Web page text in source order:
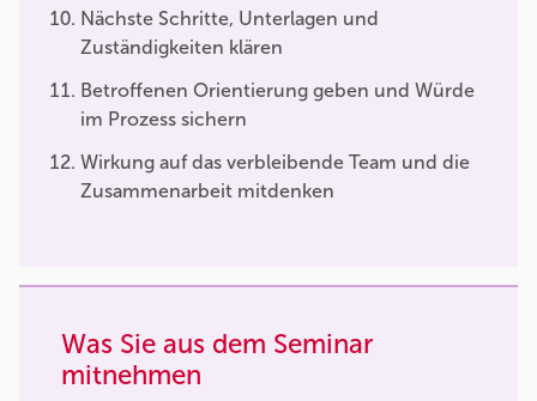
Nächste Schritte, Unterlagen und
Zuständigkeiten klären
Betroffenen Orientierung geben und Würde
im Prozess sichern
Wirkung auf das verbleibende Team und die
Zusammenarbeit mitdenken
Was Sie aus dem Seminar
mitnehmen